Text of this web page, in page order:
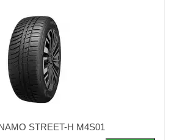
STREET-H M4S01